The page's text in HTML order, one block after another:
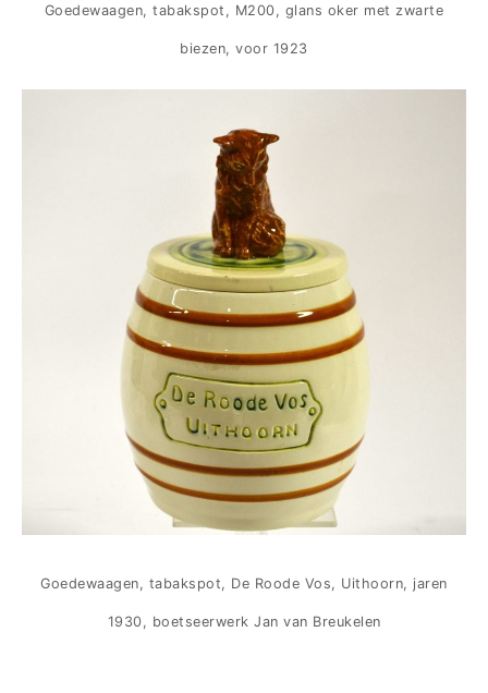
Goedewaagen, tabakspot, M200, glans oker met zwarte
biezen, voor 1923
Goedewaagen, tabakspot, De Roode Vos, Uithoorn, jaren
1930, boetseerwerk Jan van Breukelen